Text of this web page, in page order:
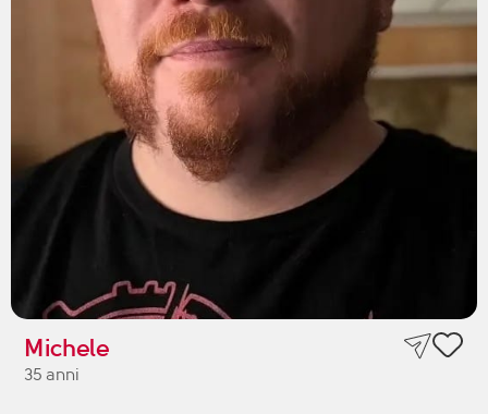
Michele
35 anni